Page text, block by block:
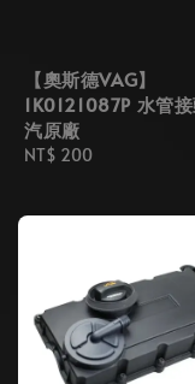
【奧斯德VAG】
1K0121087P 水管
汽原廠
Regular
NT$ 200